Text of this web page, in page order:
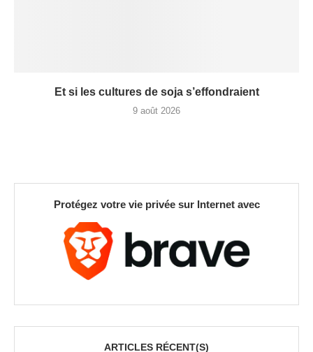
Et si les cultures de soja s’effondraient
9 août 2026
Protégez votre vie privée sur Internet avec
ARTICLES RÉCENT(S)